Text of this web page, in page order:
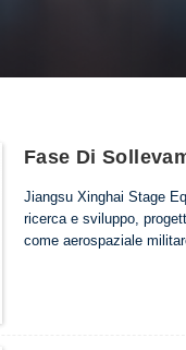
Fase Di
Jiangsu Xinghai Stage
ricerca e sviluppo,
come aerospaziale